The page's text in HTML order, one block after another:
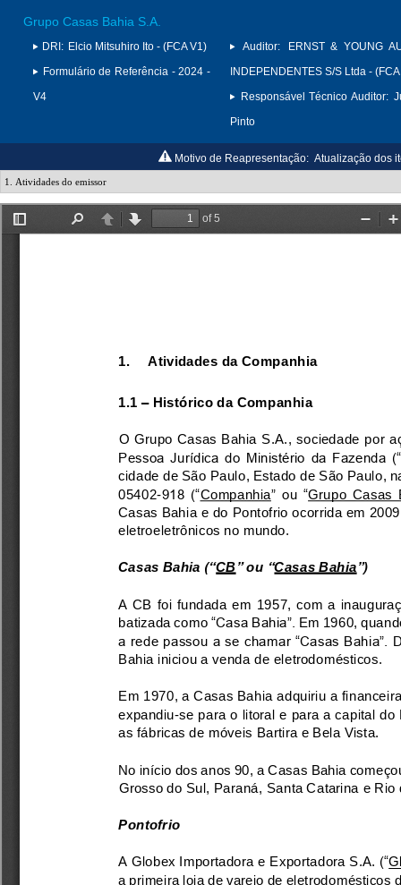
Grupo Casas Bahia S.A.
DRI: Elcio Mitsuhiro Ito - (FCA V1)
Formulário de Referência - 2024 -
V4
Auditor:
ERNST & YOUNG
INDEPENDENTES S/S Ltda -
Responsável Técnico Auditor:
Pinto
Motivo de Reapresentação: Atualização dos